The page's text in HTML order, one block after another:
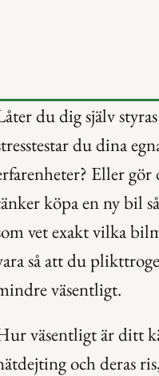
du dig själv
du dina
Eller gör
köpa en ny bil
vet exakt vilka
så att du
väsentligt.
väsentligt är ditt
och deras